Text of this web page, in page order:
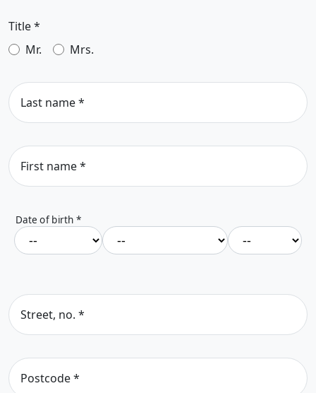
Title*
Mr.
Mrs.
Last name*
First name*
Date of birth*
Street, no. *
Postcode*